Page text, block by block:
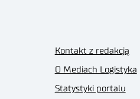
Kontakt z redakcją
O Mediach Logistyka
Statystyki portalu